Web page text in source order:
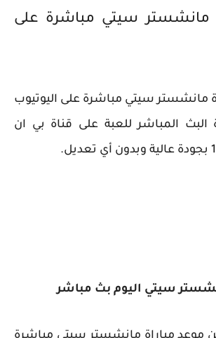
مانشستر سيتي مباشرة على
مانشستر سيتي مباشرة على اليوتيوب
المباشر للعبة على قناة بي ان
سيتي اليوم بث مباشر